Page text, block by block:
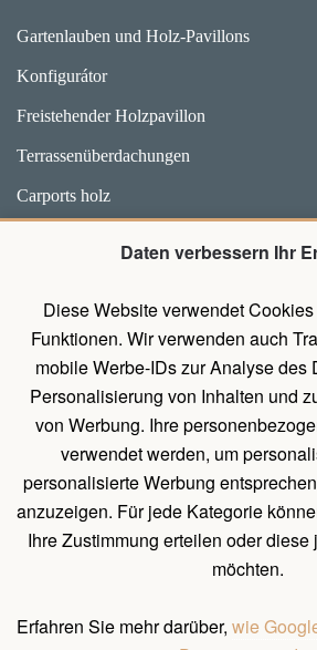
Daten verbessern Ihr
Diese Website verwendet
Funktionen. Wir verwenden auch
mobile Werbe-IDs zur Analyse des
Personalisierung von Inhalten und
von Werbung. Ihre
verwendet werden, um
personalisierte Werbung
anzuzeigen. Für jede Kategorie
Ihre Zustimmung erteilen oder
möchten.
Erfahren Sie mehr darüber, wie
Gartenlauben und Holz-Pavillons
Konfigurátor
Freistehender Holzpavillon
Terrassenüberdachungen
Carports holz
Pavillons mit Wänden
UNTERLAGEN
Belehrung über das Widerrufsrecht
Allgemeines Verfahren zum Erstellen
Natürliche Holzeigenschaften